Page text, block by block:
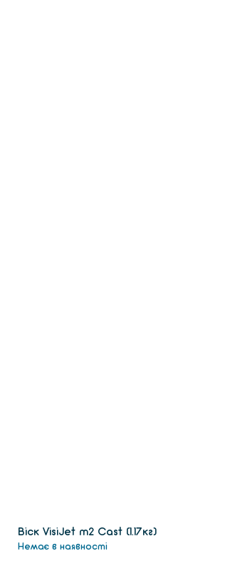
Віск VisiJet m2 Сast (1.17кг)
Немає в наявності